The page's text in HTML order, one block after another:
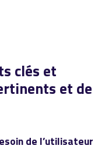
clés et
et de
de l’utilisateur